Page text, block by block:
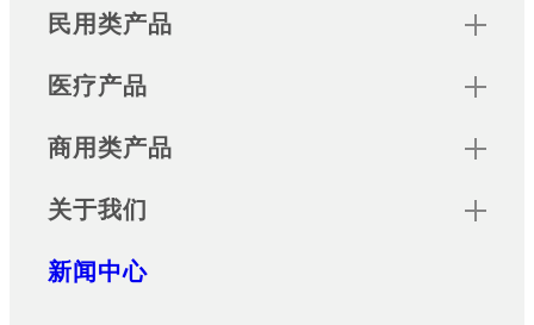
Sitemap
民用类产品
医疗产品
商用类产品
关于我们
新闻中心